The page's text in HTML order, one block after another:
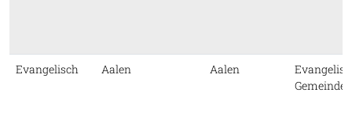
Evangelisch Aalen Aalen